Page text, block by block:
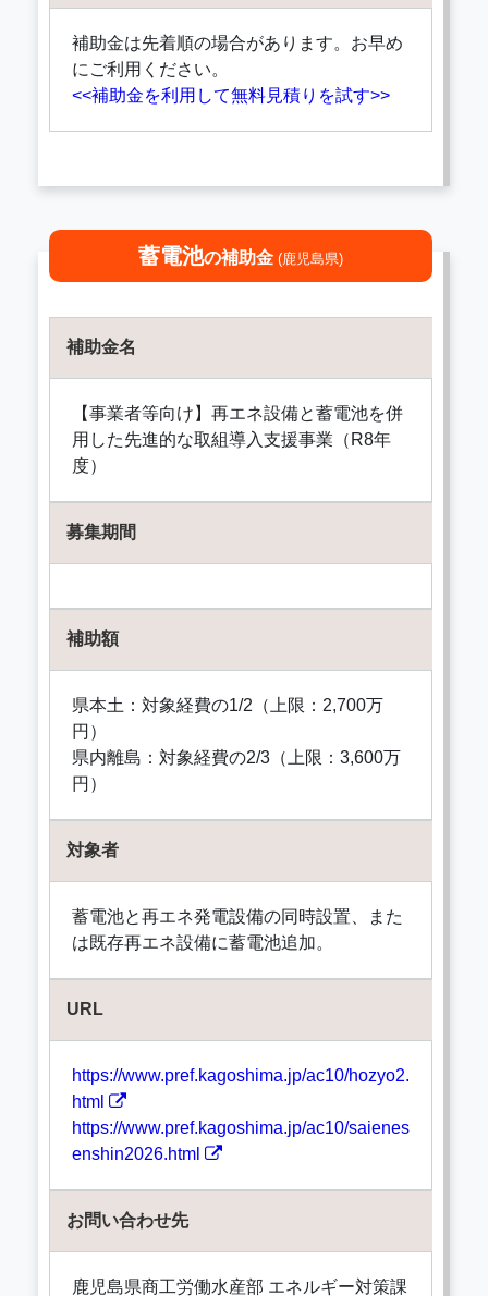
補助金は先着順の場合があります。お早め
にご利用ください。
<<補助金を利用して無料見積りを試す>>
蓄電池の補助金 (鹿児島県)
補助金名
【事業者等向け】再エネ設備と蓄電池を併
用した先進的な取組導入支援事業（R8年
度）
募集期間
補助額
県本土：対象経費の1/2（上限：2,700万
円）
県内離島：対象経費の2/3（上限：3,600万
円）
対象者
蓄電池と再エネ発電設備の同時設置、また
は既存再エネ設備に蓄電池追加。
URL
https://www.pref.kagoshima.jp/ac10/hozyo2.
html
https://www.pref.kagoshima.jp/ac10/saienes
enshin2026.html
お問い合わせ先
鹿児島県商工労働水産部 エネルギー対策課